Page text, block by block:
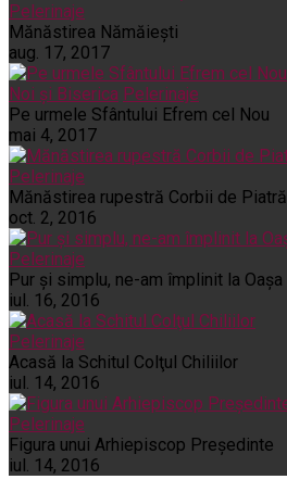
Pelerinaje
Mănăstirea Nămăiești
aug. 17, 2017
Noi și Biserica Pelerinaje
Pe urmele Sfântului Efrem cel Nou
mai 4, 2017
Pelerinaje
Mănăstirea rupestră Corbii de Piatră
oct. 2, 2016
Pelerinaje
Pur şi simplu, ne-am împlinit la Oaşa
iul. 16, 2016
Pelerinaje
Acasă la Schitul Colţul Chiliilor
iul. 14, 2016
Pelerinaje
Figura unui Arhiepiscop Preşedinte
iul. 14, 2016